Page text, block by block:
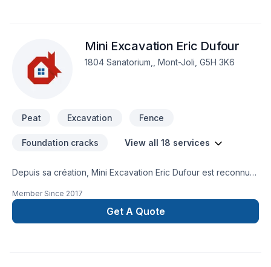
simple : offrir un service d'exception, centré sur vos besoins
et vos aspirations.
Mini Excavation Eric Dufour
1804 Sanatorium,, Mont-Joli, G5H 3K6
Peat Excavation Fence
Foundation cracks View all 18 services
Depuis sa création, Mini Excavation Eric Dufour est reconnu
Excavation, Fissures, Fosse septique, Horticulture, Irrigation,
Muret, Pavage, Pavé uni, Paysagement, Piscine, Tourbe,
Transport. Nous desservons Bas St-Laurent,Gaspésie–Îles-
Member Since 2017
Get A Quote